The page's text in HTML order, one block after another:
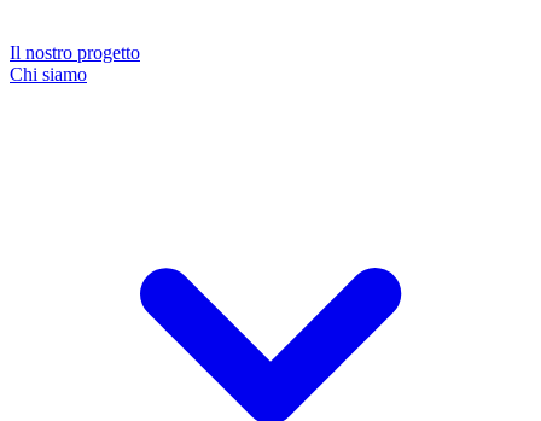
Il nostro progetto
Chi siamo